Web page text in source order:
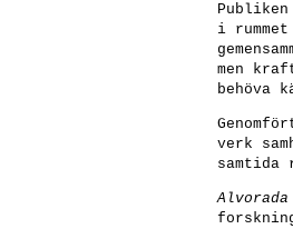
i
men
behöva
verk
samtida
Alvorada